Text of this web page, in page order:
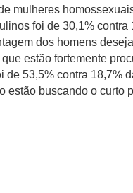
mulheres
foi de 30,1% contra
dos homens
estão fortemente
de 53,5% contra 18,7%
estão buscando o curto